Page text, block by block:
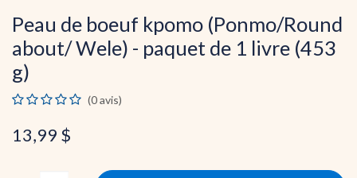
Peau de boeuf kpomo (Ponmo/Round
about/ Wele) - paquet de 1 livre (453
g)
(0 avis)
13,99 $